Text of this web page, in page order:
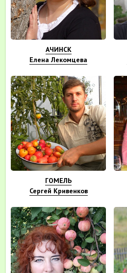
АЧИНСК
Елена Лекомцева
ГОМЕЛЬ
Сергей Кривенков